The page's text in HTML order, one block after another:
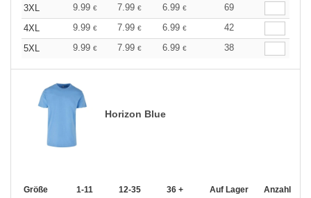
3XL
9.99 € 7.99 € 6.99 €
69
4XL
9.99 € 7.99 € 6.99 €
42
5XL
9.99 € 7.99 € 6.99 € 38
Horizon Blue
Größe 1-11 12-35 36 + Auf Lager Anzahl